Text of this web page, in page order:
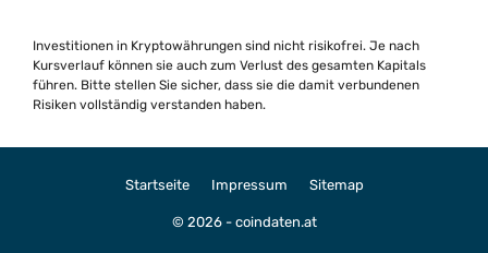
Investitionen in Kryptowährungen sind nicht risikofrei. Je nach
Kursverlauf können sie auch zum Verlust des gesamten Kapitals
führen. Bitte stellen Sie sicher, dass sie die damit verbundenen
Risiken vollständig verstanden haben.
Startseite Impressum Sitemap
© 2026 - coindaten.at